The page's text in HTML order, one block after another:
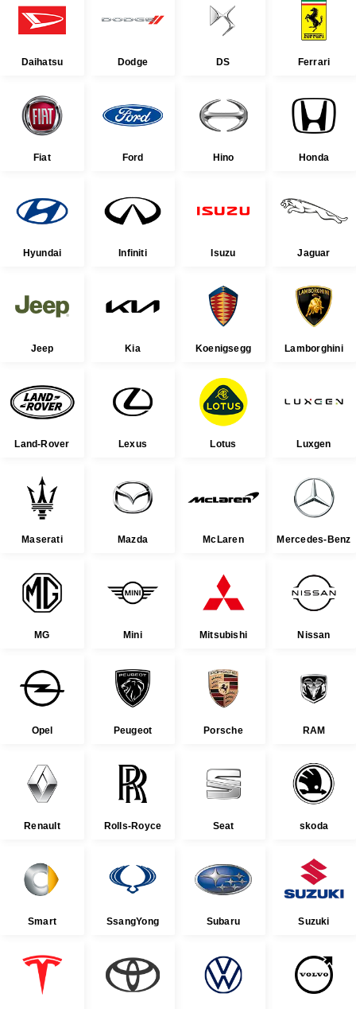
Daihatsu Dodge DS Ferrari
Fiat Ford Hino Honda
Hyundai Infiniti Isuzu Jaguar
Jeep Kia Koenigsegg Lamborghini
Land-Rover Lexus Lotus Luxgen
Maserati Mazda McLaren Mercedes-Benz
MG Mini Mitsubishi Nissan
Opel Peugeot Porsche RAM
Renault Rolls-Royce Seat skoda
Smart SsangYong Subaru Suzuki